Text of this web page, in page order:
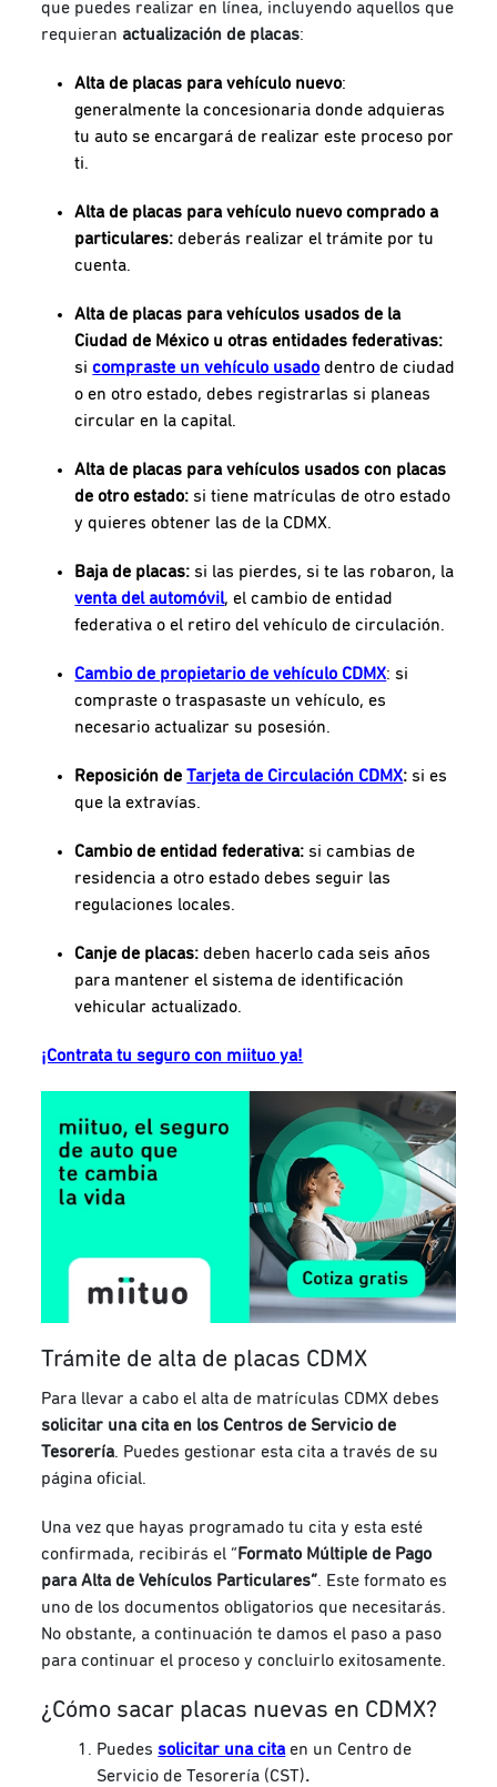
que puedes realizar en línea, incluyendo aquellos que
requieran actualización de placas:
Alta de placas para vehículo nuevo:
generalmente la concesionaria donde adquieras
tu auto se encargará de realizar este proceso por
ti.
Alta de placas para vehículo nuevo comprado a
particulares: deberás realizar el trámite por tu
cuenta.
Alta de placas para vehículos usados de la
Ciudad de México u otras entidades federativas:
sicompraste un vehículo usado dentro de ciudad
o en otro estado, debes registrarlas si planeas
circular en la capital.
Alta de placas para vehículos usados con placas
de otro estado: si tiene matrículas deotro estado
y quieres obtener las de la CDMX.
Baja de placas:si las pierdes, si te las robaron, la
venta del automóvil, el cambio de entidad
federativa o el retiro del vehículo de circulación.
Cambio de propietario de vehículo CDMX: si
compraste o traspasaste un vehículo, es
necesario actualizar su posesión.
Reposición deTarjeta de Circulación CDMX: si es
que la extravías.
Cambio de entidad federativa: si cambias de
residencia a otro estado debes seguir las
regulaciones locales.
Canje de placas: deben hacerlo cada seis años
para mantener el sistema de identificación
vehicular actualizado.
¡Contrata tu seguro con miituo ya!
Trámite de alta de placas CDMX
Para llevar a cabo el alta de matrículas CDMX debes
solicitar una cita en los Centros de Servicio de
Tesorería. Puedes gestionar esta cita a través de su
página oficial.
Una vez que hayas programado tu cita y esta esté
confirmada, recibirás el “Formato Múltiple de Pago
para Alta de Vehículos Particulares”. Este formato es
uno de los documentos obligatorios que necesitarás.
No obstante, a continuación te damos el paso a paso
para continuar el proceso y concluirlo exitosamente.
¿Cómo sacar placas nuevas en CDMX?
Puedessolicitar una cita en un Centro de
Servicio de Tesorería (CST).